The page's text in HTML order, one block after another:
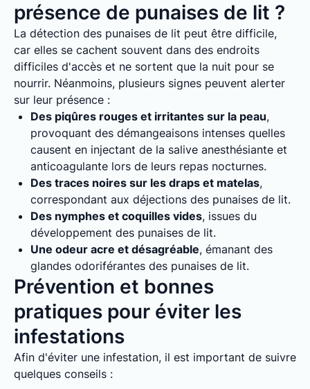
présence de punaises de lit ?
La détection des punaises de lit peut être difficile,
car elles se cachent souvent dans des endroits
difficiles d'accès et ne sortent que la nuit pour se
nourrir. Néanmoins, plusieurs signes peuvent alerter
sur leur présence :
Des piqûres rouges et irritantes sur la peau,
provoquant des démangeaisons intenses quelles
causent en injectant de la salive anesthésiante et
anticoagulante lors de leurs repas nocturnes.
Des traces noires sur les draps et matelas,
correspondant aux déjections des punaises de lit.
Des nymphes et coquilles vides, issues du
développement des punaises de lit.
Une odeur acre et désagréable, émanant des
glandes odoriférantes des punaises de lit.
Prévention et bonnes
pratiques pour éviter les
infestations
Afin d'éviter une infestation, il est important de suivre
quelques conseils :